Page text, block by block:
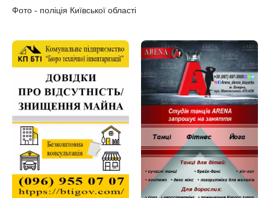
Фото - поліція Київської області